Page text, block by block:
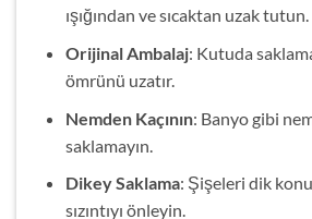
ışığından ve sıcaktan uzak tutun.
Orijinal Ambalaj: Kutuda
ömrünü uzatır.
Nemden Kaçının: Banyo gibi
saklamayın.
Dikey Saklama: Şişeleri dik
sızıntıyı önleyin.